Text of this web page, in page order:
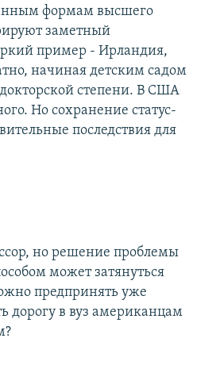
формам высшего
заметный
пример - Ирландия,
начиная детским садом
степени. В США
Но сохранение статус-
последствия для
но решение проблемы
может затянуться
предпринять уже
дорогу в вуз американцам